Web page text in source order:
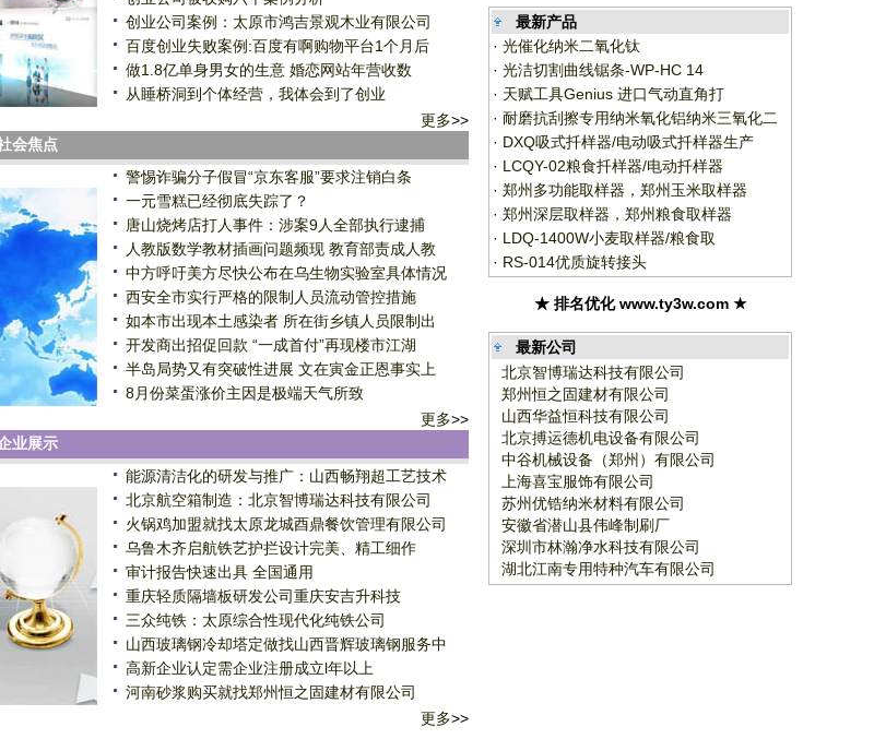
创业公司案例：太原市鸿吉景观木业有限公司
百度创业失败案例:百度有啊购物平台1个月后
做1.8亿单身男女的生意 婚恋网站年营收数
从睡桥洞到个体经营，我体会到了创业
更多>>
会焦点
警惕诈骗分子假冒“京东客服”要求注销白条
一元雪糕已经彻底失踪了？
唐山烧烤店打人事件：涉案9人全部执行逮捕
人教版数学教材插画问题频现 教育部责成人教
中方呼吁美方尽快公布在乌生物实验室具体情况
西安全市实行严格的限制人员流动管控措施
如本市出现本土感染者 所在街乡镇人员限制出
开发商出招促回款 “一成首付”再现楼市江湖
半岛局势又有突破性进展 文在寅金正恩事实上
8月份菜蛋涨价主因是极端天气所致
更多>>
业展示
能源清洁化的研发与推广：山西畅翔超工艺技术
北京航空箱制造：北京智博瑞达科技有限公司
火锅鸡加盟就找太原龙城酉鼎餐饮管理有限公司
乌鲁木齐启航铁艺护拦设计完美、精工细作
审计报告快速出具 全国通用
重庆轻质隔墙板研发公司重庆安吉升科技
三众纯铁：太原综合性现代化纯铁公司
山西玻璃钢冷却塔定做找山西晋辉玻璃钢服务中
高新企业认定需企业注册成立l年以上
河南砂浆购买就找郑州恒之固建材有限公司
更多>>
最新产品
· 光催化纳米二氧化钛
· 光洁切割曲线锯条-WP-HC 14
· 天赋工具Genius 进口气动直角打
· 耐磨抗刮擦专用纳米氧化铝纳米三氧化二
· DXQ吸式扦样器/电动吸式扦样器生产
· LCQY-02粮食扦样器/电动扦样器
· 郑州多功能取样器，郑州玉米取样器
· 郑州深层取样器，郑州粮食取样器
· LDQ-1400W小麦取样器/粮食取
· RS-014优质旋转接头
★ 排名优化 www.ty3w.com ★
最新公司
北京智博瑞达科技有限公司
郑州恒之固建材有限公司
山西华益恒科技有限公司
北京搏运德机电设备有限公司
中谷机械设备（郑州）有限公司
上海喜宝服饰有限公司
苏州优锆纳米材料有限公司
安徽省潜山县伟峰制刷厂
深圳市林瀚净水科技有限公司
湖北江南专用特种汽车有限公司